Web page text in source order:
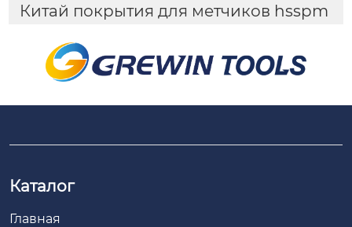
Китай покрытия для метчиков hsspm
Каталог
Главная